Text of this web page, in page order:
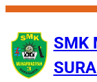
Skip
content
SMK